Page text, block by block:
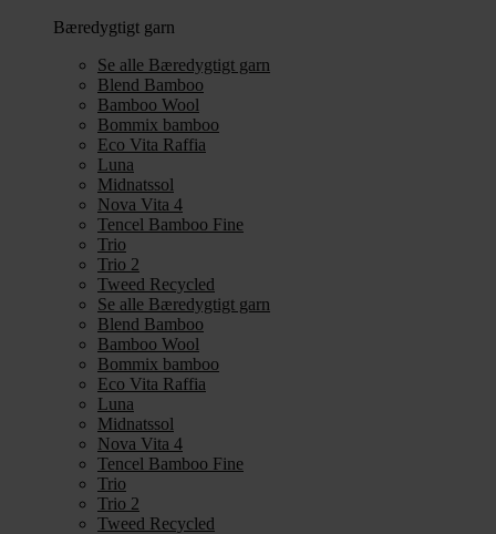
Bæredygtigt garn
Se alle Bæredygtigt garn
Blend Bamboo
Bamboo Wool
Bommix bamboo
Eco Vita Raffia
Luna
Midnatssol
Nova Vita 4
Tencel Bamboo Fine
Trio
Trio 2
Tweed Recycled
Se alle Bæredygtigt garn
Blend Bamboo
Bamboo Wool
Bommix bamboo
Eco Vita Raffia
Luna
Midnatssol
Nova Vita 4
Tencel Bamboo Fine
Trio
Trio 2
Tweed Recycled